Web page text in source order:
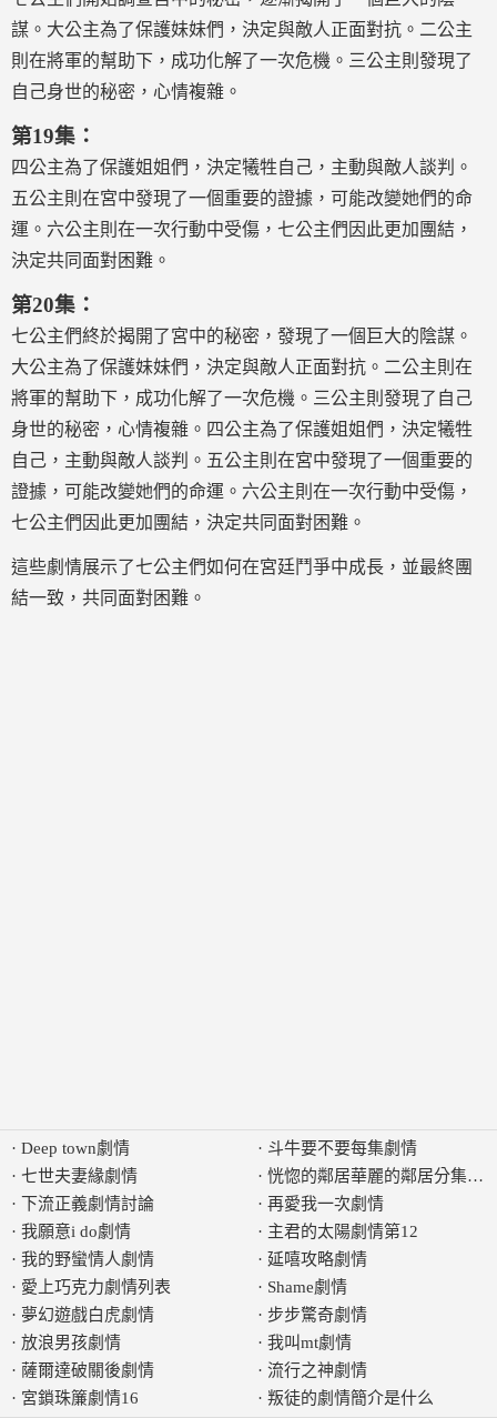
謀。大公主為了保護妹妹們，決定與敵人正面對抗。二公主
則在將軍的幫助下，成功化解了一次危機。三公主則發現了
自己身世的秘密，心情複雜。
第19集：
四公主為了保護姐姐們，決定犧牲自己，主動與敵人談判。
五公主則在宮中發現了一個重要的證據，可能改變她們的命
運。六公主則在一次行動中受傷，七公主們因此更加團結，
決定共同面對困難。
第20集：
七公主們終於揭開了宮中的秘密，發現了一個巨大的陰謀。
大公主為了保護妹妹們，決定與敵人正面對抗。二公主則在
將軍的幫助下，成功化解了一次危機。三公主則發現了自己
身世的秘密，心情複雜。四公主為了保護姐姐們，決定犧牲
自己，主動與敵人談判。五公主則在宮中發現了一個重要的
證據，可能改變她們的命運。六公主則在一次行動中受傷，
七公主們因此更加團結，決定共同面對困難。
這些劇情展示了七公主們如何在宮廷鬥爭中成長，並最終團
結一致，共同面對困難。
· Deep town劇情
· 七世夫妻緣劇情
· 下流正義劇情討論
· 我願意i do劇情
· 我的野蠻情人劇情
· 愛上巧克力劇情列表
· 夢幻遊戲白虎劇情
· 放浪男孩劇情
· 薩爾達破關後劇情
· 宮鎖珠簾劇情16
· 斗牛要不要每集劇情
· 恍惚的鄰居華麗的鄰居分集劇
· 再愛我一次劇情
· 主君的太陽劇情第12
· 延嘻攻略劇情
· Shame劇情
· 步步驚奇劇情
· 我叫mt劇情
· 流行之神劇情
· 叛徒的劇情簡介是什么